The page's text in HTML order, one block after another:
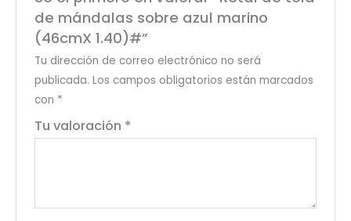
de mándalas sobre azul marino
(46cmX 1.40)#”
Tu dirección de correo electrónico no será
publicada. Los campos obligatorios están marcados
con *
Tu valoración *